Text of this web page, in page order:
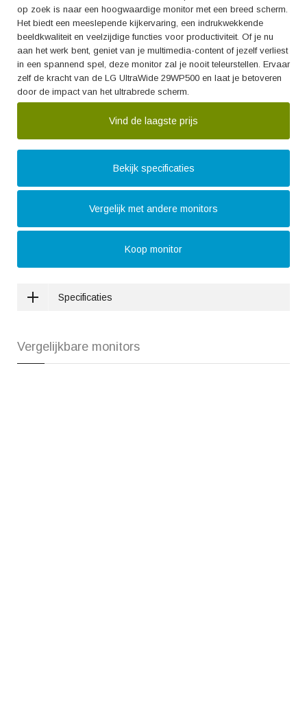
op zoek is naar een hoogwaardige monitor met een breed scherm.
Het biedt een meeslepende kijkervaring, een indrukwekkende
beeldkwaliteit en veelzijdige functies voor productiviteit. Of je nu
aan het werk bent, geniet van je multimedia-content of jezelf verliest
in een spannend spel, deze monitor zal je nooit teleurstellen. Ervaar
zelf de kracht van de LG UltraWide 29WP500 en laat je betoveren
door de impact van het ultrabrede scherm.
Vind de laagste prijs
Bekijk specificaties
Vergelijk met andere monitors
Koop monitor
Specificaties
Vergelijkbare monitors